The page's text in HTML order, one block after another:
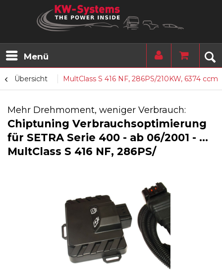
Menü
Übersicht MultClass S 416 NF, 286PS/210KW, 6374 ccm
Mehr Drehmoment, weniger Verbrauch:
Chiptuning Verbrauchsoptimierung
für SETRA Serie 400 - ab 06/2001 - ...
MultClass S 416 NF, 286PS/